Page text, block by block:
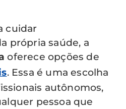
cuidar
própria saúde, a
oferece opções de
. Essa é uma escolha
autônomos,
pessoa que